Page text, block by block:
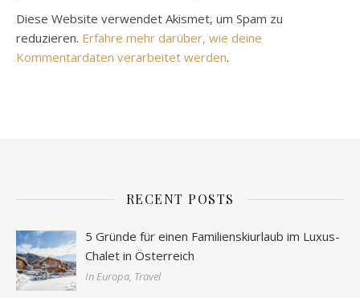
Diese Website verwendet Akismet, um Spam zu
reduzieren. Erfahre mehr darüber, wie deine
Kommentardaten verarbeitet werden.
RECENT POSTS
5 Gründe für einen Familienskiurlaub im Luxus-
Chalet in Österreich
In Europa, Travel